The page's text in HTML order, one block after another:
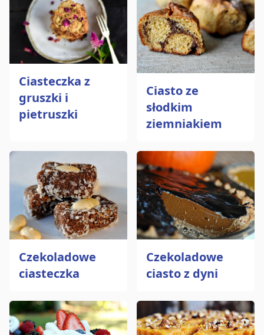
Ciasteczka z
gruszki i
pietruszki
Ciasto ze
słodkim
ziemniakiem
Czekoladowe
ciasteczka
Czekoladowe
ciasto z dyni